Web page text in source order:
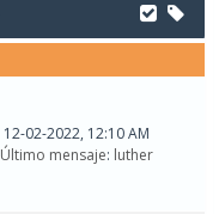
12-02-2022, 12:10 AM
Último mensaje: luther